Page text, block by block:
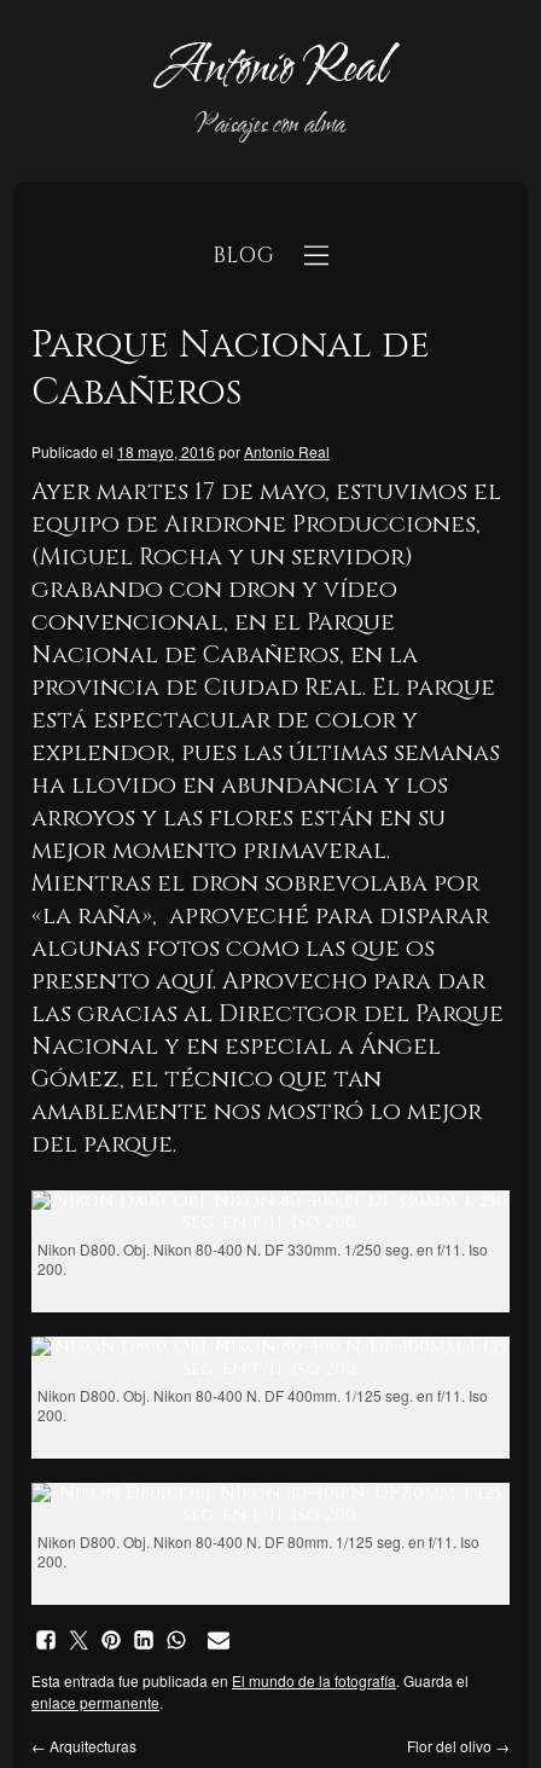
Antonio Real
Paisajes con alma
BLOG
Parque Nacional de
Cabañeros
Publicado el 18 mayo, 2016 porAntonio Real
Ayer martes 17 de mayo, estuvimos el
equipo de Airdrone Producciones,
(Miguel Rocha y un servidor)
grabando con dron y vídeo
convencional, en el Parque
Nacional de Cabañeros, en la
provincia de Ciudad Real. El parque
está espectacular de color y
explendor, pues las últimas semanas
ha llovido en abundancia y los
arroyos y las flores están en su
mejor momento primaveral.
Mientras el dron sobrevolaba por
«la raña», aproveché para disparar
algunas fotos como las que os
presento aquí. Aprovecho para dar
las gracias al Directgor del Parque
Nacional y en especial a Ángel
Gómez, el técnico que tan
amablemente nos mostró lo mejor
del parque.
Nikon D800. Obj. Nikon 80-400 N. DF 330mm. 1/250 seg. en f/11. Iso
200.
Nikon D800. Obj. Nikon 80-400 N. DF 400mm. 1/125 seg. en f/11. Iso
200.
Nikon D800. Obj. Nikon 80-400 N. DF 80mm. 1/125 seg. en f/11. Iso
200.
Esta entrada fue publicada en El mundo de la fotografía. Guarda el
enlace permanente.
← Arquitecturas Flor del olivo →